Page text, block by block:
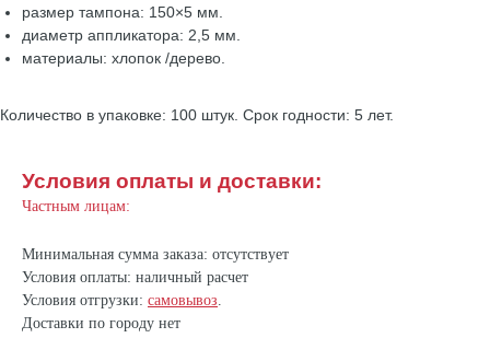
размер тампона: 150×5 мм.
диаметр аппликатора: 2,5 мм.
материалы: хлопок /дерево.
Количество в упаковке: 100 штук. Срок годности: 5 лет.
Условия оплаты и доставки:
Частным лицам:
Минимальная сумма заказа: отсутствует
Условия оплаты: наличный расчет
Условия отгрузки: самовывоз.
Доставки по городу нет